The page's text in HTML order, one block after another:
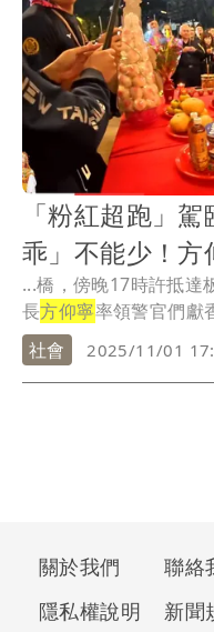
「粉紅超跑」
乖」不能少！方
...橋，傍晚17時許抵達
長方仰寧率領警官們獻
「乖...
社會 2025/11/01
關於我們
聯絡
隱私權說明
新聞